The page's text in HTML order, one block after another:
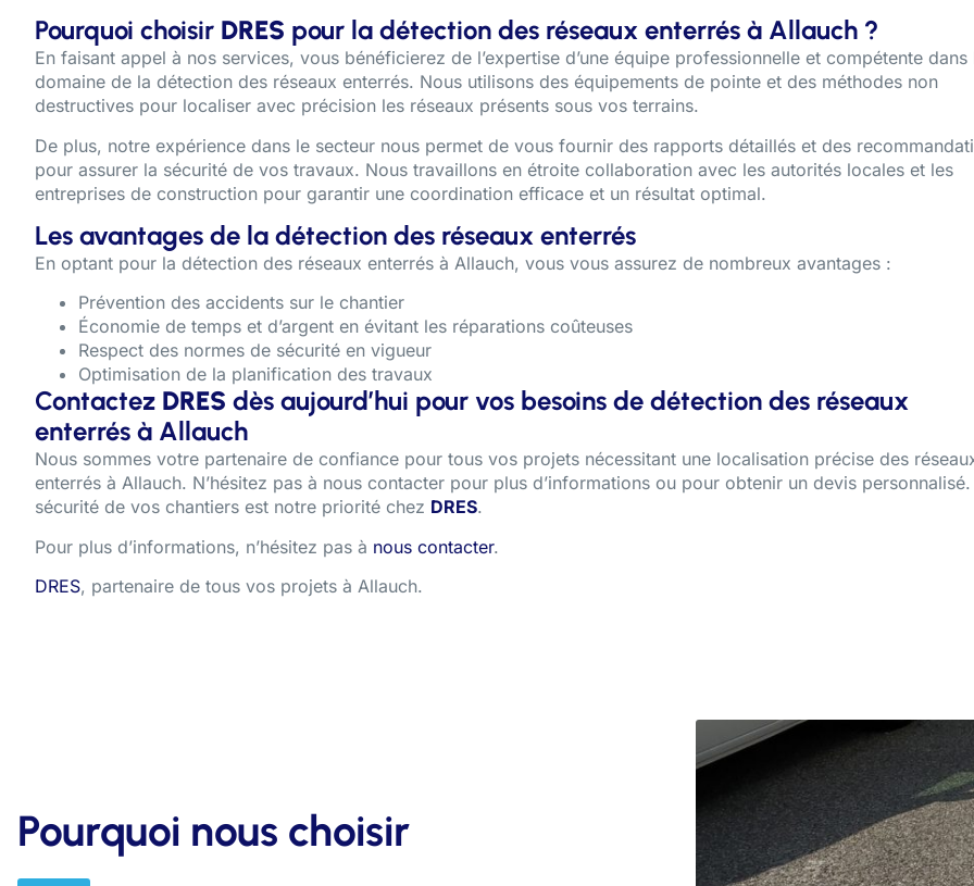
Pourquoi choisir DRES pour la détection des réseaux enterrés à Allauch ?
En faisant appel à nos services, vous bénéficierez de l’expertise d’une équipe professionnelle et compétente dans
domaine de la détection des réseaux enterrés. Nous utilisons des équipements de pointe et des méthodes non
destructives pour localiser avec précision les réseaux présents sous vos terrains.
De plus, notre expérience dans le secteur nous permet de vous fournir des rapports détaillés et des
pour assurer la sécurité de vos travaux. Nous travaillons en étroite collaboration avec les autorités locales et les
entreprises de construction pour garantir une coordination efficace et un résultat optimal.
Les avantages de la détection des réseaux enterrés
En optant pour la détection des réseaux enterrés à Allauch, vous vous assurez de nombreux avantages :
Prévention des accidents sur le chantier
Économie de temps et d’argent en évitant les réparations coûteuses
Respect des normes de sécurité en vigueur
Optimisation de la planification des travaux
Contactez DRES dès aujourd’hui pour vos besoins de détection des réseaux
enterrés à Allauch
Nous sommes votre partenaire de confiance pour tous vos projets nécessitant une localisation précise des
enterrés à Allauch. N’hésitez pas à nous contacter pour plus d’informations ou pour obtenir un devis personnalisé.
sécurité de vos chantiers est notre priorité chez DRES.
Pour plus d’informations, n’hésitez pas à nous contacter.
DRES, partenaire de tous vos projets à Allauch.
Pourquoi nous choisir